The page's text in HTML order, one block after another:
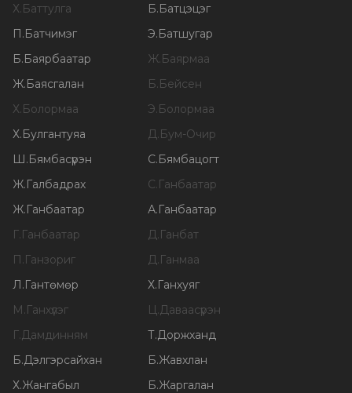
Х.Баттулга Б.Батцэцэг
П.Батчимэг Э.Батшугар
Б.Баярбаатар Ж.Баярмаа
Ж.Баясгалан Б.Бейсен
Х.Болормаа Э.Болормаа
Х.Булгантуяа Д.Бум-Очир
Ш.Бямбасүрэн С.Бямбацогт
Ж.Галбадрах С.Ганбаатар
Ж.Ганбаатар А.Ганбаатар
Г.Ганбаатар Д.Ганбат
П.Ганзориг Д.Ганмаа
Л.Гантөмөр Х.Ганхуяг
М.Ганхүлэг Ц.Даваасүрэн
Г.Дамдинням Т.Доржханд
Б.Дэлгэрсайхан Б.Жавхлан
Х.Жангабыл Б.Жаргалан